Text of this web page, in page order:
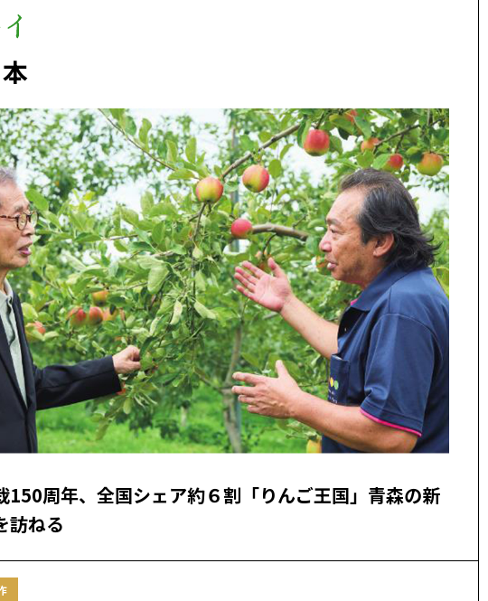
150周年、全国シェア約６割「りんご王国」青森の新
訪ねる